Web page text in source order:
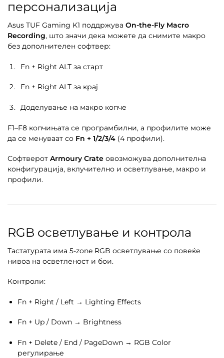
персонализација
Asus TUF Gaming K1 поддржува On-the-Fly Macro
Recording, што значи дека можете да снимите макро
без дополнителен софтвер:
Fn + Right ALT за старт
Fn + Right ALT за крај
Доделување на макро копче
F1–F8 копчињата се програмбилни, а профилите може
да се менуваат со Fn + 1/2/3/4 (4 профили).
Софтверот Armoury Crate овозможува дополнителна
конфигурација, вклучително и осветлување, макро и
профили.
RGB осветлување и контрола
Тастатурата има 5-zone RGB осветлување со повеќе
нивоа на осветленост и бои.
Контроли:
Fn + Right / Left → Lighting Effects
Fn + Up / Down → Brightness
Fn + Delete / End / PageDown → RGB Color
регулирање